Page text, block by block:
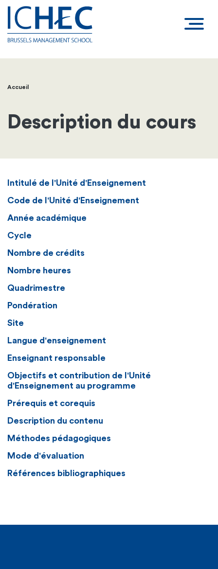
Fil
d'Ariane
Accueil
Description du cours
Intitulé de l'Unité d'Enseignement
Code de l'Unité d'Enseignement
Année académique
Cycle
Nombre de crédits
Nombre heures
Quadrimestre
Pondération
Site
Langue d'enseignement
Enseignant responsable
Objectifs et contribution de l'Unité
d'Enseignement au programme
Prérequis et corequis
Description du contenu
Méthodes pédagogiques
Mode d'évaluation
Références bibliographiques